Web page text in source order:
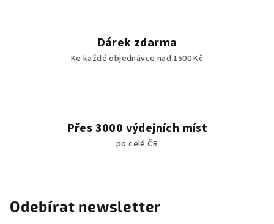
Dárek zdarma
Ke každé objednávce nad 1500 Kč
Přes 3000 výdejních míst
po celé ČR
Odebírat newsletter